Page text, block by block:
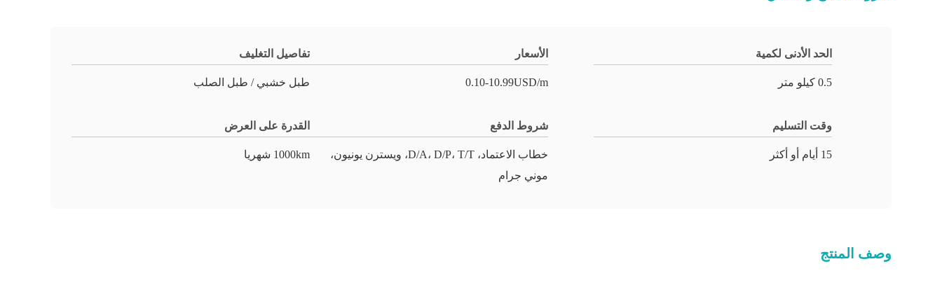
الحد الأدنى لكمية
0.5 كيلو متر
الأسعار
0.10-10.99USD/m
تفاصيل التغليف
طبل خشبي / طبل الصلب
وقت التسليم
15 أيام أو أكثر
شروط الدفع
خطاب الاعتماد، D/A، D/P، T/T، ويسترن يونيون،
موني جرام
القدرة على العرض
1000km شهريا
وصف المنتج